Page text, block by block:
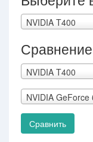
NVIDIA T400
NVIDIA T400
NVIDIA GeForce
Сравнить